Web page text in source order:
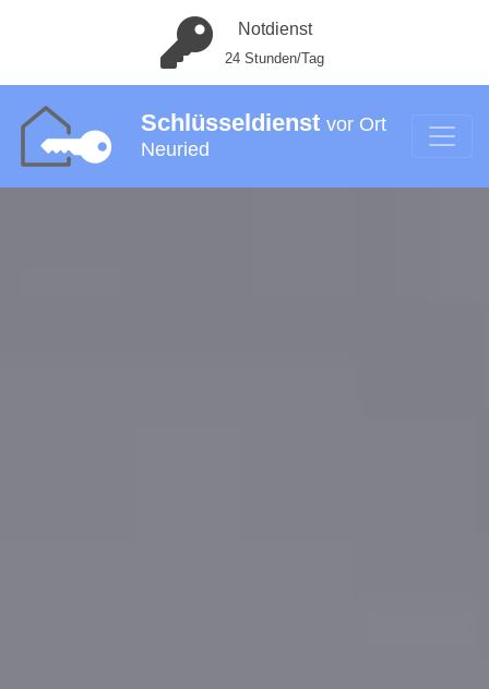
Notdienst
24 Stunden/Tag
Schlüsseldienst vor Ort
Neuried